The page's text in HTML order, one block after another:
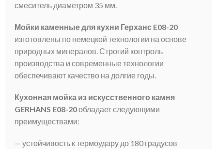
смеситель диаметром 35 мм.
Мойки каменные для кухни Герханс E08-20
изготовлены по немецкой технологии на основе
природных минералов. Строгий контроль
производства и современные технологии
обеспечивают качество на долгие годы.
Кухонная мойка из искусственного камня
GERHANS E08-20обладает следующими
преимуществами:
— устойчивость к термоудару до 180 градусов